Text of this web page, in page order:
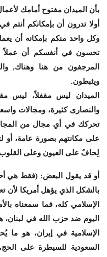
بأن الميدان مفتوح أمامك
أولا تدرون أن بإمكانكم أنتم
وكل واحد منكم بإمكانه أن
تحسون في أنفسكم أن عملاً
المرجفون من هنا وهناك,
ويثبطون.
الميدان ليس مقفلاً، ليس
والنصارى كثيرة، ومجالات
تحركك في أي مجال من
على مكانتهم بصورة عامة، أو
لِحافٌ على العيون وعلى
أو قد يقول البعض: (فقط هي
بالشكل الذي يؤهل أمريكا لأن
الإسلامي كله، فما سمعناه
اليوم ضد حزب الله في لبنان،
الإسلامية في إيران، هو ما
السعودية للسيطرة على